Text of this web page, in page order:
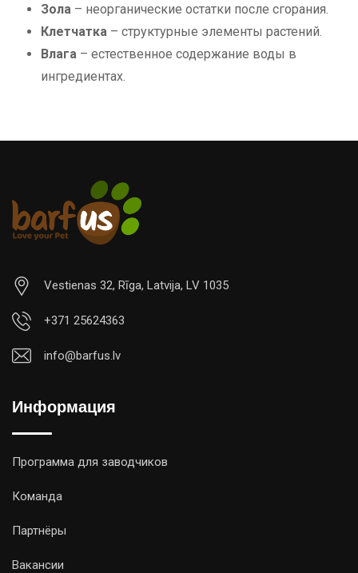
Зола – неорганические остатки после сгорания.
Клетчатка – структурные элементы растений.
Влага – естественное содержание воды в
ингредиентах.
Vestienas 32, Rīga, Latvija, LV 1035
+371 25624363
info@barfus.lv
Информация
Программа для заводчиков
Команда
Партнёры
Вакансии